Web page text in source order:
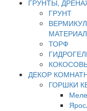
ГРУНТЫ,
ГРУНТ
ТОРФ
ДЕКОР
ГОРШКИ